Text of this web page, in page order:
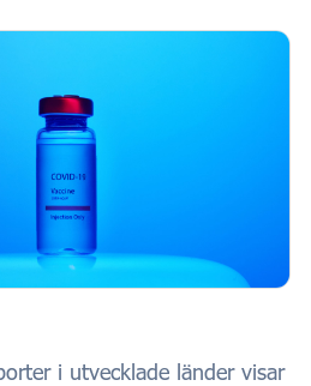
i utvecklade länder visar